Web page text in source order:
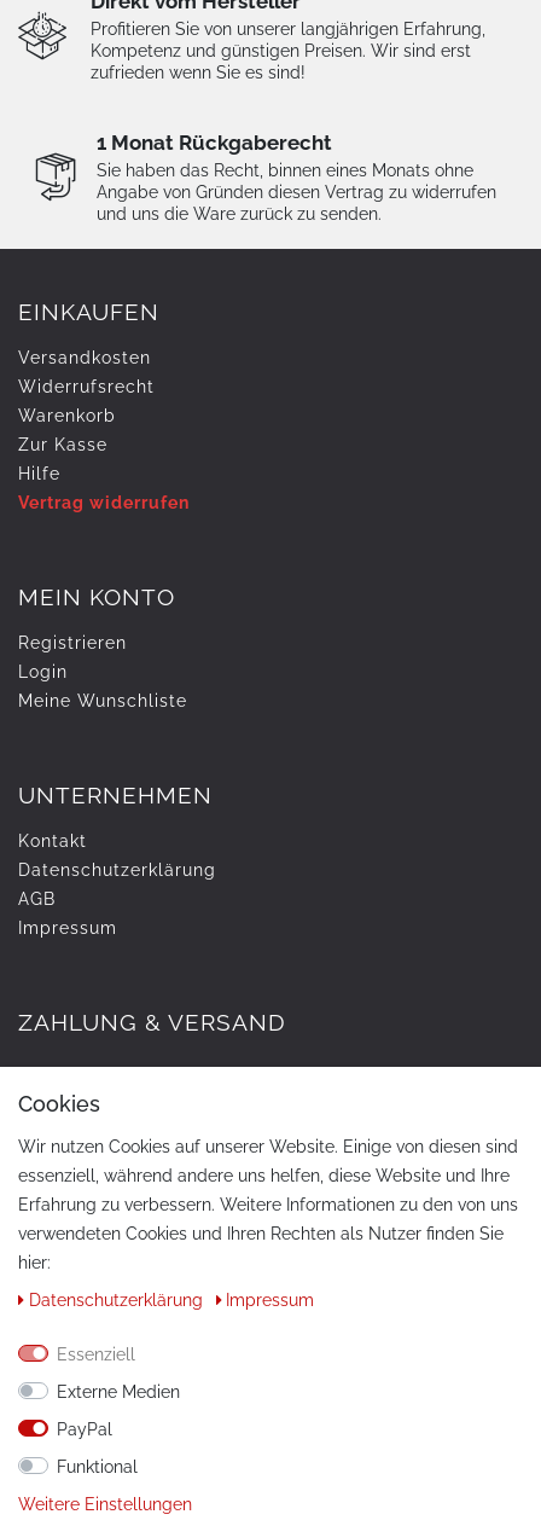
Profitieren Sie von unserer langjährigen Erfahrung,
Kompetenz und günstigen Preisen. Wir sind erst
zufrieden wenn Sie es sind!
1 Monat Rückgaberecht
Sie haben das Recht, binnen eines Monats ohne
Angabe von Gründen diesen Vertrag zu widerrufen
und uns die Ware zurück zu senden.
EINKAUFEN
Versandkosten
Widerrufs­recht
Warenkorb
Zur Kasse
Hilfe
Vertrag widerrufen
MEIN KONTO
Registrieren
Login
Meine Wunschliste
UNTERNEHMEN
Kontakt
Daten­schutz­erklärung
AGB
Impressum
ZAHLUNG & VERSAND
ANLEITUNGEN
Montageanleitungen
Cookies
Wir nutzen Cookies auf unserer Website. Einige von diesen sind
essenziell, während andere uns helfen, diese Website und Ihre
Erfahrung zu verbessern. Weitere Informationen zu den von uns
verwendeten Cookies und Ihren Rechten als Nutzer finden Sie
hier:
Daten­schutz­erklärung
Impressum
Essenziell
Externe Medien
PayPal
Funktional
Weitere Einstellungen